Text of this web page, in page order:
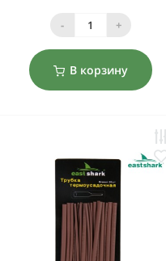
- +
В корзину